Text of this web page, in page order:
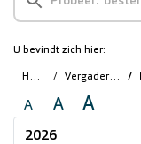
U bevindt zich hier:
Home Vergaderingen
A A A
2026